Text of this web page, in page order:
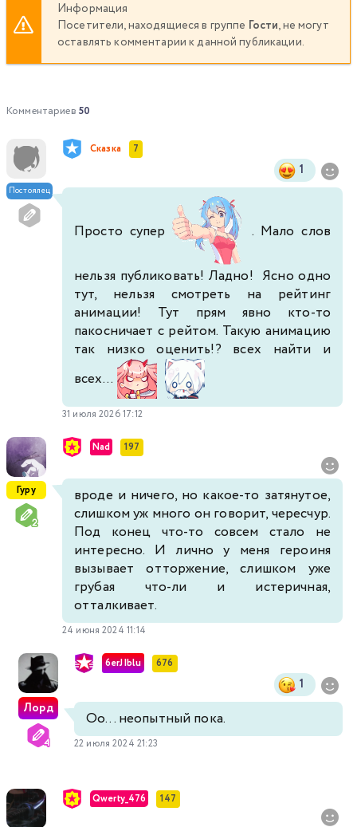
Информация
Посетители, находящиеся в группе Гости, не могут
оставлять комментарии к данной публикации.
Комментариев 50
Постоялец
Сказка 7
1
Просто супер . Мало слов
нельзя публиковать! Ладно! Ясно одно
тут, нельзя смотреть на рейтинг
анимации! Тут прям явно кто-то
пакосничает с рейтом. Такую анимацию
так низко оценить!? всех найти и
всех...
31 июля 2026 17:12
Гуру
Nad 197
вроде и ничего, но какое-то затянутое,
слишком уж много он говорит, чересчур.
Под конец что-то совсем стало не
интересно. И лично у меня героиня
вызывает отторжение, слишком уже
грубая что-ли и истеричная,
отталкивает.
24 июня 2024 11:14
Лорд
6erJIblu 676
1
Оо... неопытный пока.
22 июля 2024 21:23
Qwerty_476 147